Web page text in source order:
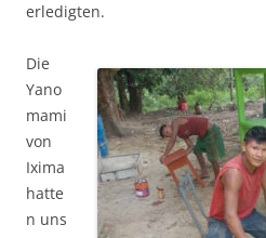
erledigten.
Die
Yano
mami
von
Ixima
hatte
n uns